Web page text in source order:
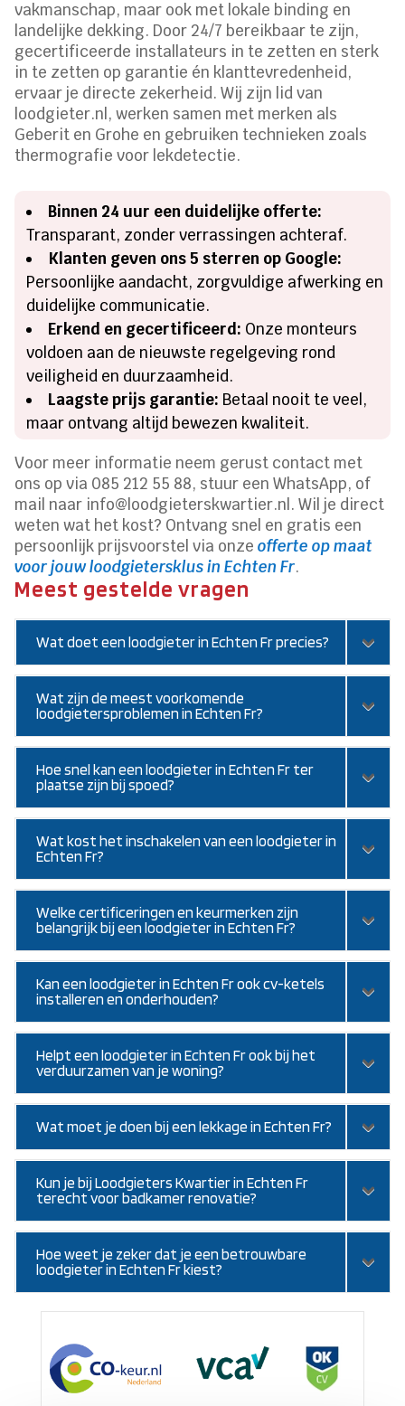
vakmanschap, maar ook met lokale binding en
landelijke dekking. Door 24/7 bereikbaar te zijn,
gecertificeerde installateurs in te zetten en sterk
in te zetten op garantie én klanttevredenheid,
ervaar je directe zekerheid. Wij zijn lid van
loodgieter.nl, werken samen met merken als
Geberit en Grohe en gebruiken technieken zoals
thermografie voor lekdetectie.
Binnen 24 uur een duidelijke offerte:
Transparant, zonder verrassingen achteraf.
Klanten geven ons 5 sterren op Google:
Persoonlijke aandacht, zorgvuldige afwerking en
duidelijke communicatie.
Erkend en gecertificeerd: Onze monteurs
voldoen aan de nieuwste regelgeving rond
veiligheid en duurzaamheid.
Laagste prijs garantie: Betaal nooit te veel,
maar ontvang altijd bewezen kwaliteit.
Voor meer informatie neem gerust contact met
ons op via 085 212 55 88, stuur een WhatsApp, of
mail naar info@loodgieterskwartier.nl. Wil je direct
weten wat het kost? Ontvang snel en gratis een
persoonlijk prijsvoorstel via onzeofferte op maat
voor jouw loodgietersklus in Echten Fr.
Meest gestelde vragen
Wat doet een loodgieter in Echten Fr precies?
Wat zijn de meest voorkomende
loodgietersproblemen in Echten Fr?
Hoe snel kan een loodgieter in Echten Fr ter
plaatse zijn bij spoed?
Wat kost het inschakelen van een loodgieter in
Echten Fr?
Welke certificeringen en keurmerken zijn
belangrijk bij een loodgieter in Echten Fr?
Kan een loodgieter in Echten Fr ook cv-ketels
installeren en onderhouden?
Helpt een loodgieter in Echten Fr ook bij het
verduurzamen van je woning?
Wat moet je doen bij een lekkage in Echten Fr?
Kun je bij Loodgieters Kwartier in Echten Fr
terecht voor badkamer renovatie?
Hoe weet je zeker dat je een betrouwbare
loodgieter in Echten Fr kiest?